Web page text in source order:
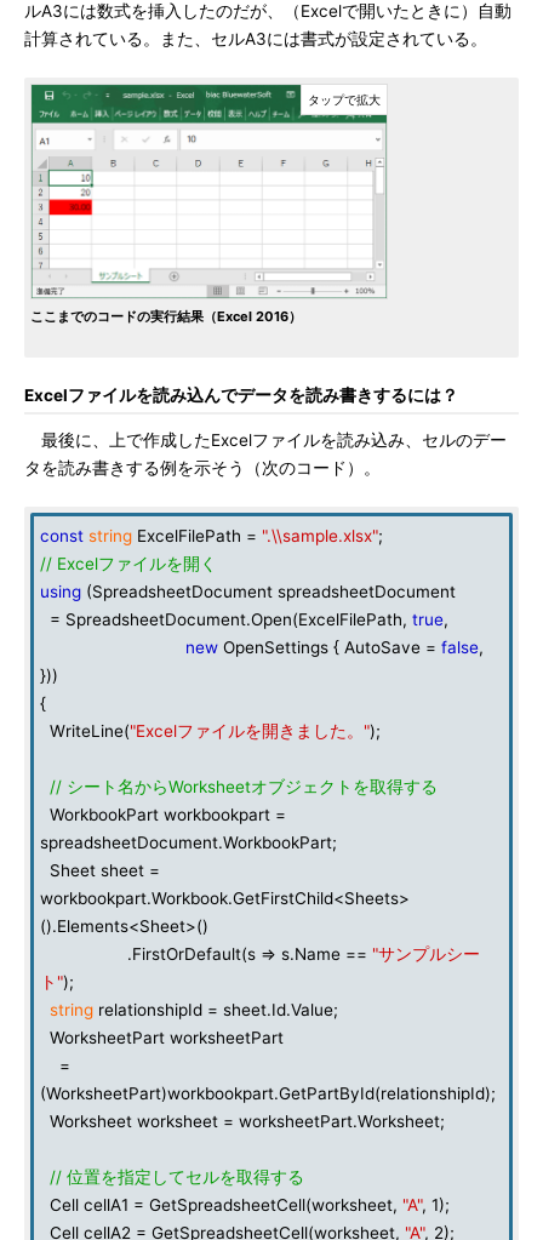
ルA3には数式を挿入したのだが、（Excelで開いたときに）自動
計算されている。また、セルA3には書式が設定されている。
ここまでのコードの実行結果（Excel 2016）
Excelファイルを読み込んでデータを読み書きするには？
最後に、上で作成したExcelファイルを読み込み、セルのデー
タを読み書きする例を示そう（次のコード）。
const string ExcelFilePath = ".\\sample.xlsx";
// Excelファイルを開く
using (SpreadsheetDocument spreadsheetDocument
= SpreadsheetDocument.Open(ExcelFilePath, true,
new OpenSettings { AutoSave = false,
}))
{
WriteLine("Excelファイルを開きました。");
// シート名からWorksheetオブジェクトを取得する
WorkbookPart workbookpart =
spreadsheetDocument.WorkbookPart;
Sheet sheet =
workbookpart.Workbook.GetFirstChild<Sheets>
().Elements<Sheet>()
.FirstOrDefault(s => s.Name == "サンプルシー
ト");
string relationshipId = sheet.Id.Value;
WorksheetPart worksheetPart
=
(WorksheetPart)workbookpart.GetPartById(relationshipId);
Worksheet worksheet = worksheetPart.Worksheet;
// 位置を指定してセルを取得する
Cell cellA1 = GetSpreadsheetCell(worksheet, "A", 1);
Cell cellA2 = GetSpreadsheetCell(worksheet, "A", 2);